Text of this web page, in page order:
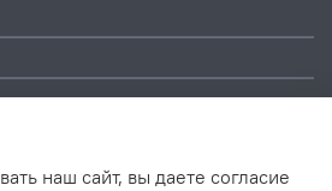
Адрес: Москва, ул.
наш сайт, вы даете согласие